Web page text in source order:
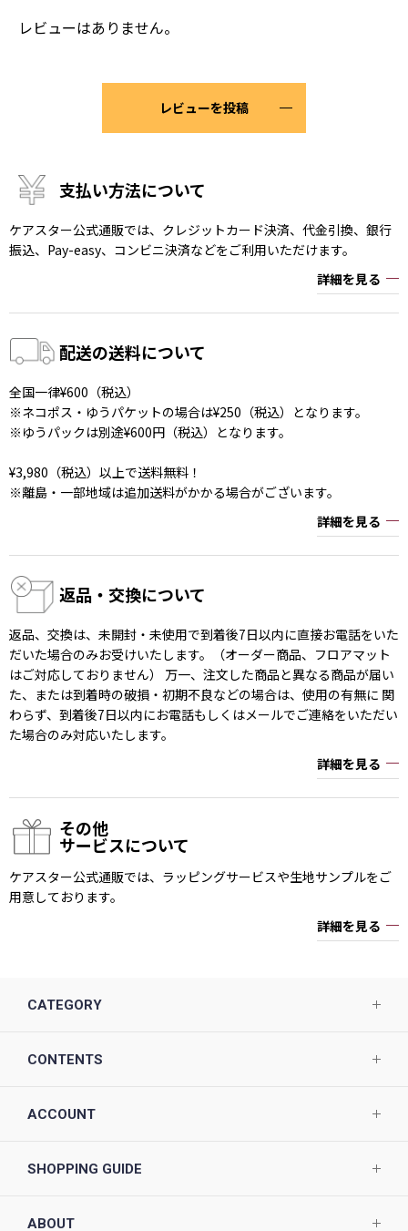
レビューはありません。
レビューを投稿
支払い方法について
ケアスター公式通販では、クレジットカード決済、代金引換、銀行
振込、Pay-easy、コンビニ決済などをご利用いただけます。
詳細を見る
配送の送料について
全国一律¥600（税込）
※ネコポス・ゆうパケットの場合は¥250（税込）となります。
※ゆうパックは別途¥600円（税込）となります。
¥3,980（税込）以上で送料無料！
※離島・一部地域は追加送料がかかる場合がございます。
詳細を見る
返品・交換について
返品、交換は、未開封・未使用で到着後7日以内に直接お電話をいた
だいた場合のみお受けいたします。（オーダー商品、フロアマット
はご対応しておりません） 万一、注文した商品と異なる商品が届い
た、または到着時の破損・初期不良などの場合は、使用の有無に 関
わらず、到着後7日以内にお電話もしくはメールでご連絡をいただい
た場合のみ対応いたします。
詳細を見る
その他
サービスについて
ケアスター公式通販では、ラッピングサービスや生地サンプルをご
用意しております。
詳細を見る
CATEGORY
CONTENTS
ACCOUNT
SHOPPING GUIDE
ABOUT